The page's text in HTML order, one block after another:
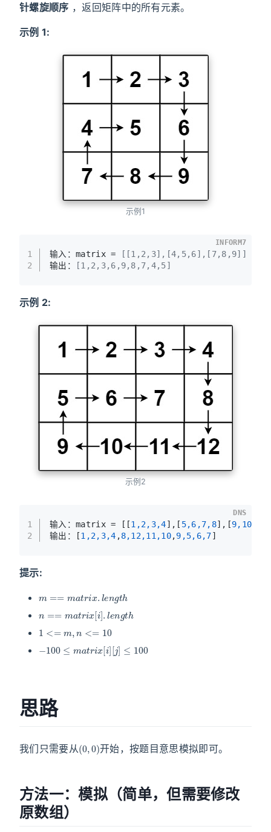
针螺旋顺序 ，返回矩阵中的所有元素。
示例 1:
示例1
1
2
输入：matrix = [ [1,2,3] , [4,5,6] , [7,8,9] ]
输出：
[1,2,3,6,9,8,7,4,5]
INFORM7
示例 2:
示例2
1
2
输入：matrix = [[1,2,3,4],[ 5,6,7,8],[
输出：[1,2,3,4 ,8,12,11,10,9,5,6,7]
DNS
提示:
n== atrix [i]. length
1<= ,n<= 10
−
100 ≤m a ri i][
思路
我们只需要从 开始，按题目意思模拟即可。
方法一：模拟（简单，但需要修改
原数组）